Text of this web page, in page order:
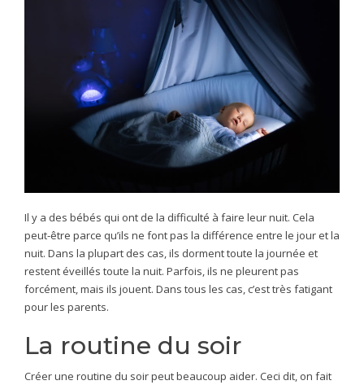
Il y a des bébés qui ont de la difficulté à faire leur nuit. Cela
peut-être parce qu’ils ne font pas la différence entre le jour et la
nuit. Dans la plupart des cas, ils dorment toute la journée et
restent éveillés toute la nuit. Parfois, ils ne pleurent pas
forcément, mais ils jouent. Dans tous les cas, c’est très fatigant
pour les parents.
La routine du soir
Créer une routine du soir peut beaucoup aider. Ceci dit, on fait